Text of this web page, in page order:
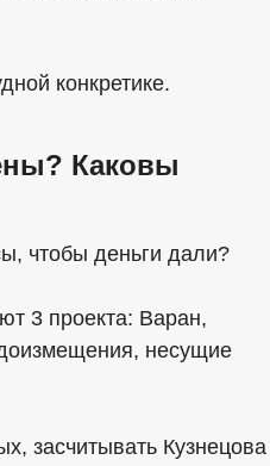
конкретике.
Каковы
чтобы деньги дали?
3 проекта: Варан,
несущие
засчитывать Кузнецова